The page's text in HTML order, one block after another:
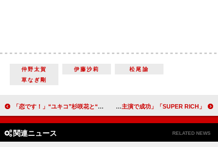
仲野太賀 伊藤沙莉
松尾諭
草なぎ剛
「恋です！」“ユキコ”杉咲花と“森生”杉野遥亮の映画デートに反響 「キュンキュンした」「２人はそのうち手をつないで歩くのかな」 「SUPER RICH」「江口のりこ主演で成功」 「赤楚くんひたすらかわいくて癒やされる」
関連ニュース RELATED NEWS